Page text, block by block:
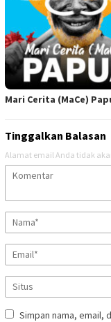
Mari Cerita (MaCe)
Tinggalkan Balasan
Alamat email Anda tidak
Simpan nama, email,